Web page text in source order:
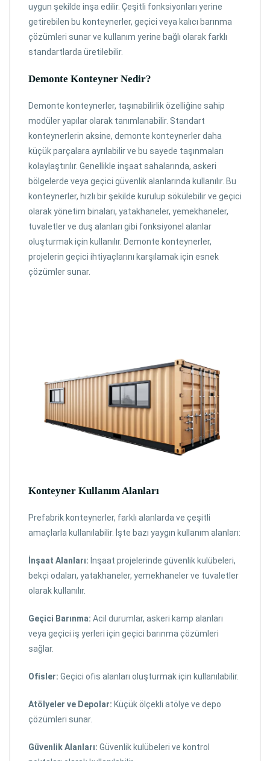
uygun şekilde inşa edilir. Çeşitli fonksiyonları yerine
getirebilen bu konteynerler, geçici veya kalıcı barınma
çözümleri sunar ve kullanım yerine bağlı olarak farklı
standartlarda üretilebilir.
Demonte Konteyner Nedir?
Demonte konteynerler, taşınabilirlik özelliğine sahip
modüler yapılar olarak tanımlanabilir. Standart
konteynerlerin aksine, demonte konteynerler daha
küçük parçalara ayrılabilir ve bu sayede taşınmaları
kolaylaştırılır. Genellikle inşaat sahalarında, askeri
bölgelerde veya geçici güvenlik alanlarında kullanılır. Bu
konteynerler, hızlı bir şekilde kurulup sökülebilir ve geçici
olarak yönetim binaları, yatakhaneler, yemekhaneler,
tuvaletler ve duş alanları gibi fonksiyonel alanlar
oluşturmak için kullanılır. Demonte konteynerler,
projelerin geçici ihtiyaçlarını karşılamak için esnek
çözümler sunar.
Konteyner Kullanım Alanları
Prefabrik konteynerler, farklı alanlarda ve çeşitli
amaçlarla kullanılabilir. İşte bazı yaygın kullanım alanları:
İnşaat Alanları: İnşaat projelerinde güvenlik kulübeleri,
bekçi odaları, yatakhaneler, yemekhaneler ve tuvaletler
olarak kullanılır.
Geçici Barınma: Acil durumlar, askeri kamp alanları
veya geçici iş yerleri için geçici barınma çözümleri
sağlar.
Ofisler: Geçici ofis alanları oluşturmak için kullanılabilir.
Atölyeler ve Depolar: Küçük ölçekli atölye ve depo
çözümleri sunar.
Güvenlik Alanları: Güvenlik kulübeleri ve kontrol